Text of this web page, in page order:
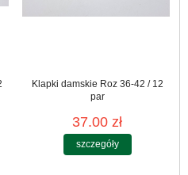
Klapki damskie Roz 36-42 / 12
par
37.00 zł
szczegóły